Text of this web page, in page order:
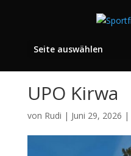
Seite auswählen
UPO Kirwa
von Rudi | Juni 29, 2026 |